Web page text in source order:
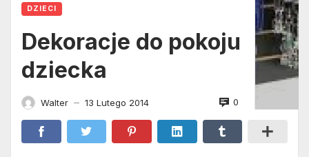
DZIECI
Dekoracje do pokoju
dziecka
Walter — 13 Lutego 2014 0